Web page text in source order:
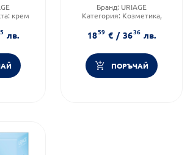
крем
лв.
Бранд: URIAGE
Категория: Козметика,
Функционалност:
Подхранване и хидратация
1859 € / 3636 лв.
ПОРЪЧАЙ